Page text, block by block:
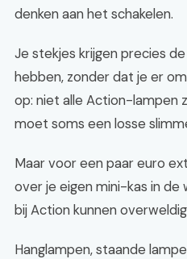
denken aan het schakelen.
Je stekjes krijgen precies
hebben, zonder dat je er
op: niet alle Action-lampen
moet soms een losse
Maar voor een paar euro
over je eigen mini-kas in de
bij Action kunnen
Hanglampen, staande